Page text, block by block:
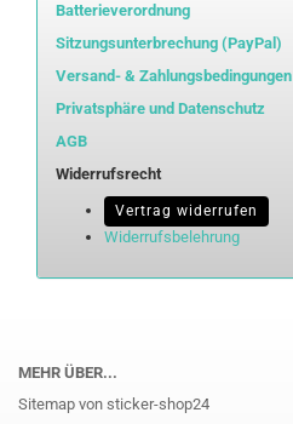
Batterieverordnung
Sitzungsunterbrechung (PayPal)
Versand- & Zahlungsbedingungen
Privatsphäre und Datenschutz
AGB
Widerrufsrecht
Vertrag widerrufen
Widerrufsbelehrung
MEHR ÜBER...
Sitemap von sticker-shop24